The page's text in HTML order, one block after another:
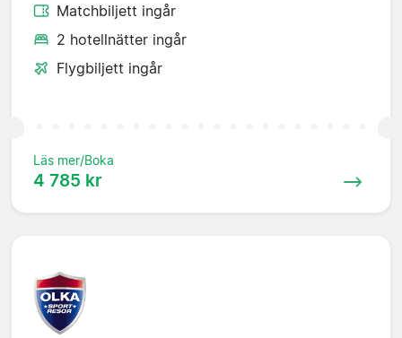
Matchbiljett ingår
2 hotellnätter ingår
Flygbiljett ingår
Läs mer/Boka
4 785 kr